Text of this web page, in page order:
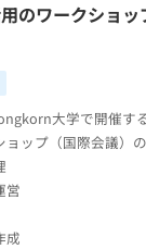
のワークショッ
大学で開催す
ョップ（国際会議）
営
成